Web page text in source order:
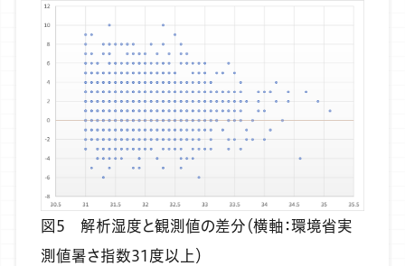
図5 解析湿度と観測値の差分（横軸：環境省実
測値暑さ指数31度以上）